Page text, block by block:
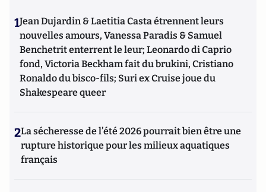
1Jean Dujardin & Laetitia Casta étrennent leurs
nouvelles amours, Vanessa Paradis & Samuel
Benchetrit enterrent le leur; Leonardo di Caprio
fond, Victoria Beckham fait du brukini, Cristiano
Ronaldo du bisco-fils; Suri ex Cruise joue du
Shakespeare queer
2La sécheresse de l’été 2026 pourrait bien être une
rupture historique pour les milieux aquatiques
français